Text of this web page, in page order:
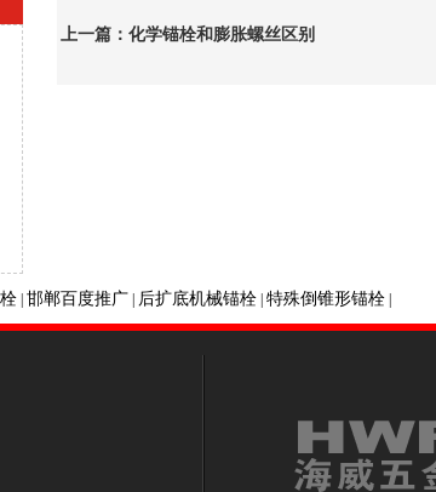
上一篇： 化学锚栓和膨胀螺丝区别
邯郸百度推广 后扩底机械锚栓 特殊倒锥形锚栓